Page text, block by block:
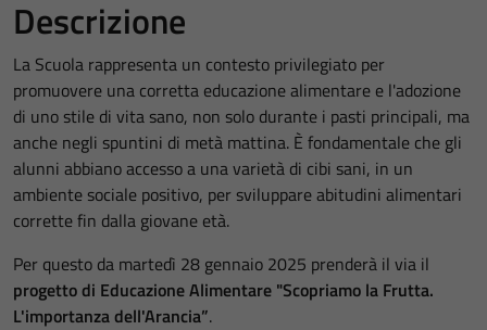
Descrizione
La Scuola rappresenta un contesto privilegiato per
promuovere una corretta educazione alimentare e l'adozione
di uno stile di vita sano, non solo durante i pasti principali, ma
anche negli spuntini di metà mattina. È fondamentale che gli
alunni abbiano accesso a una varietà di cibi sani, in un
ambiente sociale positivo, per sviluppare abitudini alimentari
corrette fin dalla giovane età.
Per questo da martedì 28 gennaio 2025 prenderà il via il
progetto di Educazione Alimentare "Scopriamo la Frutta.
L'importanza dell'Arancia”.